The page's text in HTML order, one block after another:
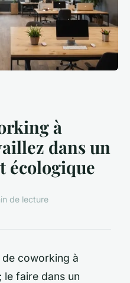
à
dans un
écologique
de lecture
coworking à
le faire dans un